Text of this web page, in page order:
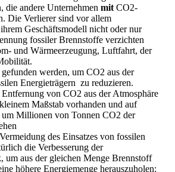
die andere Unternehmenmit CO2-
Die Verlierer sind vor allem
Geschäftsmodell nicht oder nur
fossiler Brennstoffe verzichten
und Wärmeerzeugung, Luftfahrt, der
werden, um CO2 aus der
Energieträgern zu reduzieren.
von CO2 aus der Atmosphäre
Maßstab vorhanden und auf
um Millionen von Tonnen CO2 der
des Einsatzes von fossilen
die Verbesserung der
um aus der gleichen Menge Brennstoff
höhere Energiemenge herauszuholen: